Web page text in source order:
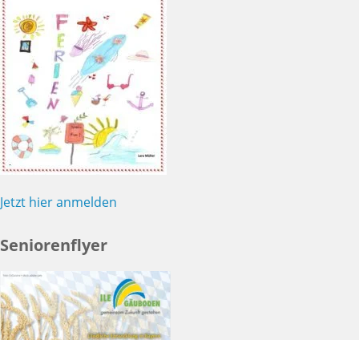
Jetzt hier anmelden
Seniorenflyer